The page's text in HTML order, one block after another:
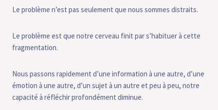
Le problème n’est pas seulement que nous sommes distraits.
Le problème est que notre cerveau finit par s’habituer à cette
fragmentation.
Nous passons rapidement d’une information à une autre, d’une
émotion à une autre, d’un sujet à un autre et peu à peu, notre
capacité à réfléchir profondément diminue.